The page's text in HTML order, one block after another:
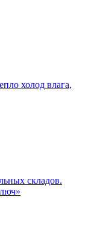
холод влага,
складов.